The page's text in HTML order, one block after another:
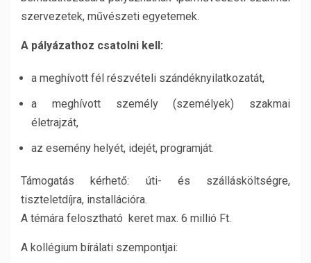
szervezetek, művészeti egyetemek.
A pályázathoz csatolni kell:
a meghívott fél részvételi szándéknyilatkozatát,
a meghívott személy (személyek) szakmai
életrajzát,
az esemény helyét, idejét, programját.
Támogatás kérhető: úti- és szállásköltségre,
tiszteletdíjra, installációra.
A témára felosztható keret max. 6 millió Ft.
A kollégium bírálati szempontjai: